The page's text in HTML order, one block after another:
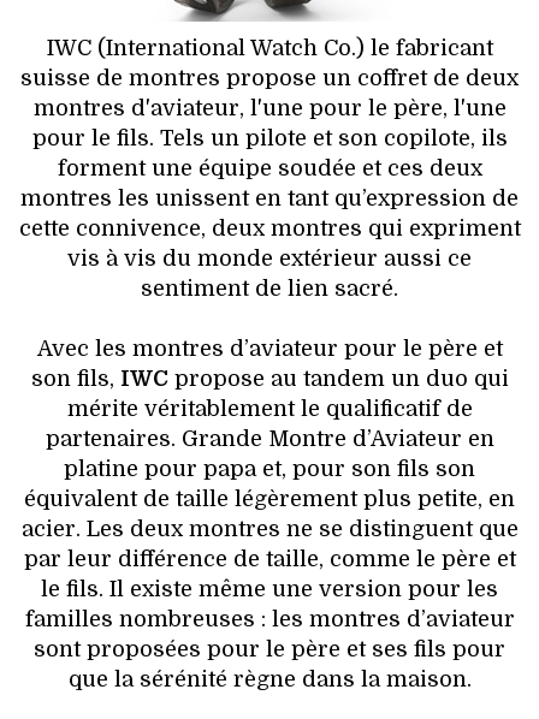
JEUNES CRÉATEURS
HISTOIRE DES MARQUES
DÉCO
VOYAGES & LOISIRS
IWC (International Watch Co.) le fabricant
suisse de montres propose un coffret de deux
montres d'aviateur, l'une pour le père, l'une
pour le fils. Tels un pilote et son copilote, ils
forment une équipe soudée et ces deux
montres les unissent en tant qu’expression de
cette connivence, deux montres qui expriment
vis à vis du monde extérieur aussi ce
sentiment de lien sacré.
Avec les montres d’aviateur pour le père et
son fils, IWCpropose au tandem un duo qui
mérite véritablement le qualificatif de
partenaires. Grande Montre d’Aviateur en
platine pour papa et, pour son fils son
équivalent de taille légèrement plus petite, en
acier. Les deux montres ne se distinguent que
par leur différence de taille, comme le père et
le fils. Il existe même une version pour les
familles nombreuses : les montres d’aviateur
sont proposées pour le père et ses fils pour
que la sérénité règne dans la maison.